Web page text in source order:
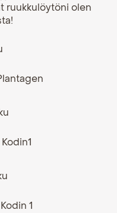
ruukkulöytöni olen
1